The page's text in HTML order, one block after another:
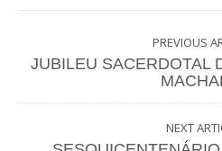
PREVIOUS
JUBILEU SACERDOTAL
NEXT